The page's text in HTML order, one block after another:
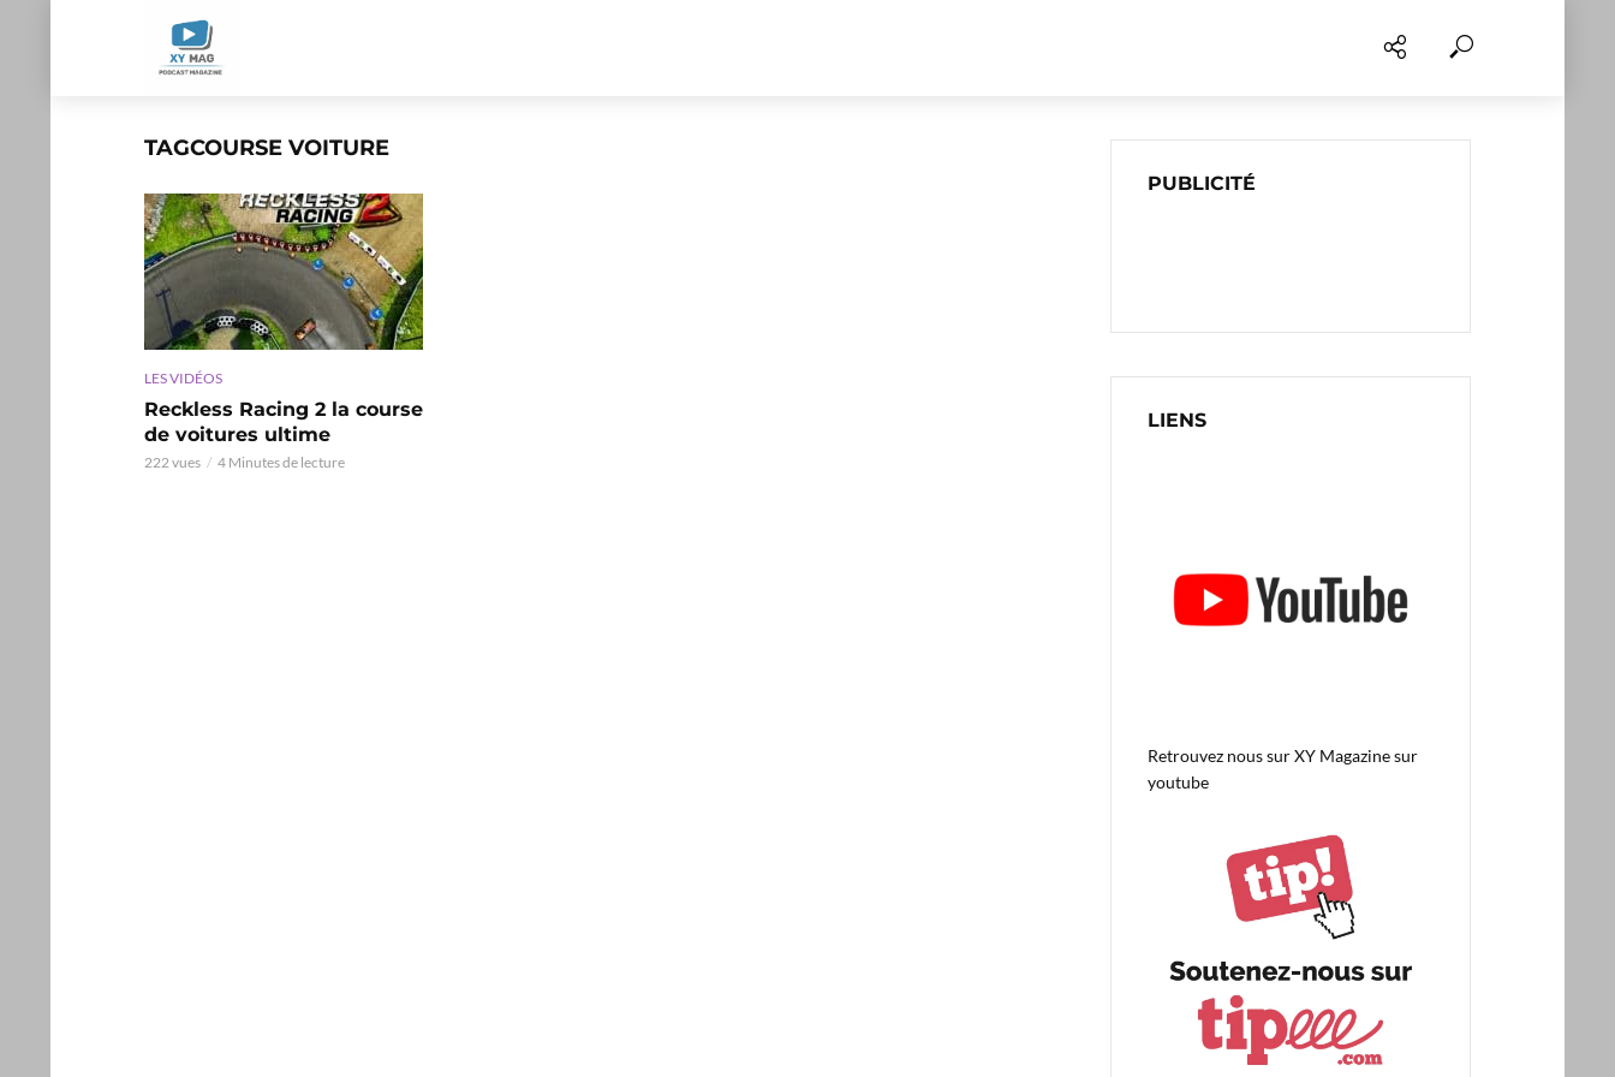
TAGCOURSE VOITURE
LES VIDÉOS
Reckless Racing 2 la course
de voitures ultime
222 vues 4 Minutes de lecture
PUBLICITÉ
LIENS
Retrouvez nous surXY Magazine sur
youtube